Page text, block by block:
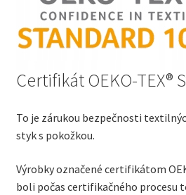
Certifikát OEKO-TEX®
To je zárukou bezpečnosti
styk s pokožkou.
Výrobky označené certifikátom
boli počas certifikačného procesu